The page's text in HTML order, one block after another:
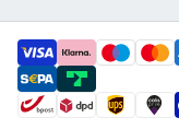
payment methods
shipment methods